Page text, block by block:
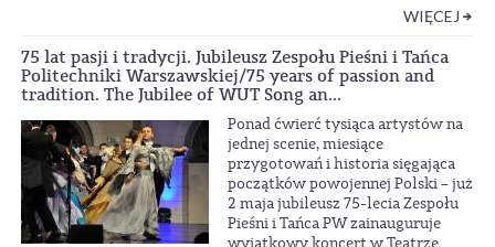
WIĘCEJ
75 lat pasji i tradycji. Jubileusz Zespołu Pieśni i Tańca
Politechniki Warszawskiej/75 years of passion and
tradition. The Jubilee of WUT Song an...
Ponad ćwierć tysiąca artystów na
jednej scenie, miesiące
przygotowań i historia sięgająca
początków powojennej Polski – już
2 maja jubileusz 75-lecia Zespołu
Pieśni i Tańca PW zainauguruje